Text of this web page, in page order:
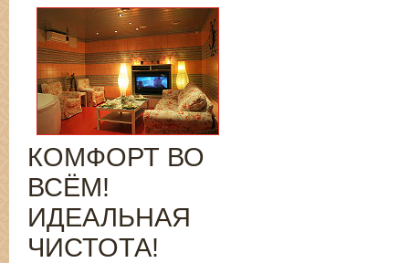
КОМФОРТ ВО
ВСЁМ!
ИДЕАЛЬНАЯ
ЧИСТОТА!